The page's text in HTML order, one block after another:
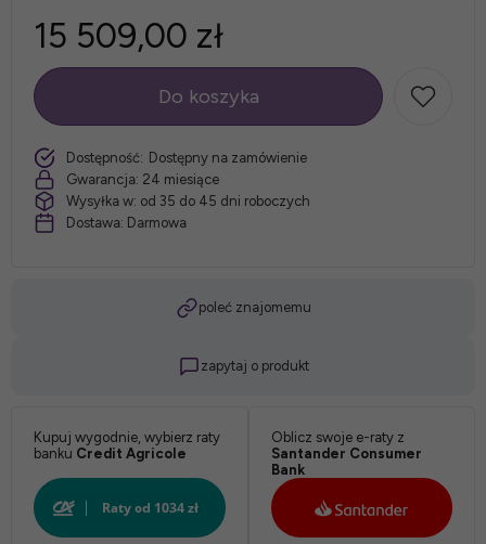
15 509,00 zł
szt.
Do koszyka
Dostępność: Dostępny na zamówienie
Gwarancja: 24 miesiące
Wysyłka w: od 35 do 45 dni roboczych
Dostawa: Darmowa
poleć znajomemu
zapytaj o produkt
Kupuj wygodnie, wybierz raty
banku Credit Agricole
Oblicz swoje e-raty z
Santander Consumer
Bank